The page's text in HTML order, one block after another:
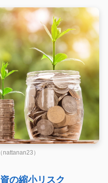
）
の縮小リスク